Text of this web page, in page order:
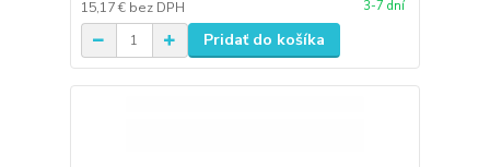
15,17 € bez DPH 3-7 dní
Pridať do košíka